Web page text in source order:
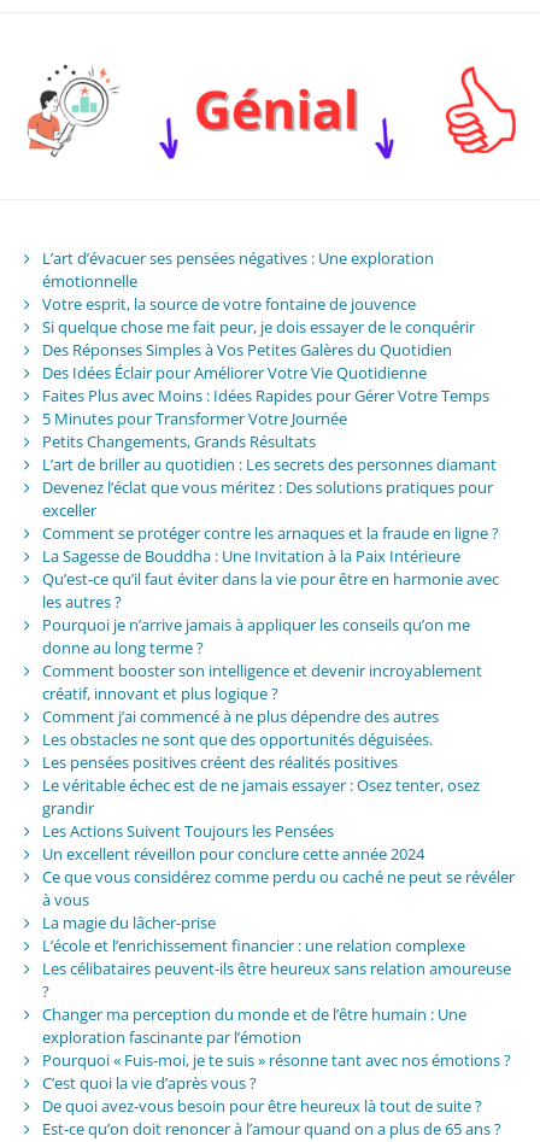
L’art d’évacuer ses pensées négatives : Une exploration
émotionnelle
Votre esprit, la source de votre fontaine de jouvence
Si quelque chose me fait peur, je dois essayer de le conquérir
Des Réponses Simples à Vos Petites Galères du Quotidien
Des Idées Éclair pour Améliorer Votre Vie Quotidienne
Faites Plus avec Moins : Idées Rapides pour Gérer Votre Temps
5 Minutes pour Transformer Votre Journée
Petits Changements, Grands Résultats
L’art de briller au quotidien : Les secrets des personnes diamant
Devenez l’éclat que vous méritez : Des solutions pratiques pour
exceller
Comment se protéger contre les arnaques et la fraude en ligne ?
La Sagesse de Bouddha : Une Invitation à la Paix Intérieure
Qu’est-ce qu’il faut éviter dans la vie pour être en harmonie avec
les autres ?
Pourquoi je n’arrive jamais à appliquer les conseils qu’on me
donne au long terme ?
Comment booster son intelligence et devenir incroyablement
créatif, innovant et plus logique ?
Comment j’ai commencé à ne plus dépendre des autres
Les obstacles ne sont que des opportunités déguisées.
Les pensées positives créent des réalités positives
Le véritable échec est de ne jamais essayer : Osez tenter, osez
grandir
Les Actions Suivent Toujours les Pensées
Un excellent réveillon pour conclure cette année 2024
Ce que vous considérez comme perdu ou caché ne peut se révéler
à vous
La magie du lâcher-prise
L’école et l’enrichissement financier : une relation complexe
Les célibataires peuvent-ils être heureux sans relation amoureuse
?
Changer ma perception du monde et de l’être humain : Une
exploration fascinante par l’émotion
Pourquoi « Fuis-moi, je te suis » résonne tant avec nos émotions ?
C’est quoi la vie d’après vous ?
De quoi avez-vous besoin pour être heureux là tout de suite ?
Est-ce qu’on doit renoncer à l’amour quand on a plus de 65 ans ?